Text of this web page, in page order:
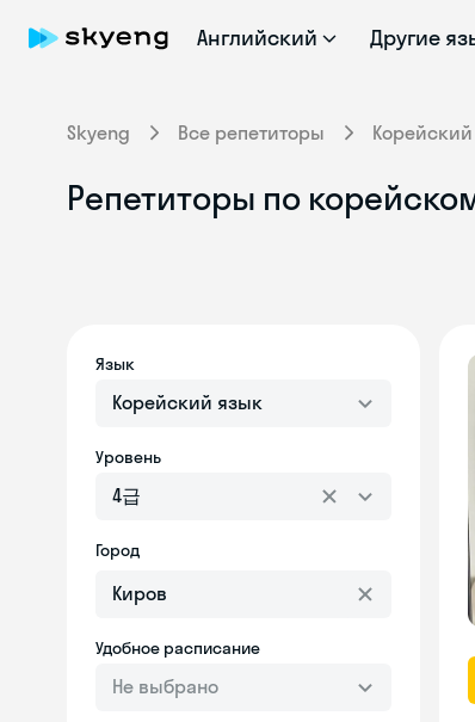
Английский Другие
Skyeng Все репетиторы
Репетиторы по
Язык
Корейский язык
Уровень
4급
Город
Удобное расписание
Не выбрано